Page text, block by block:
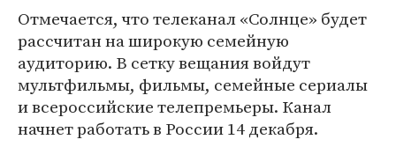
Отмечается, что телеканал «Солнце» будет
рассчитан на широкую семейную
аудиторию. В сетку вещания войдут
мультфильмы, фильмы, семейные сериалы
и всероссийские телепремьеры. Канал
начнет работать в России 14 декабря.